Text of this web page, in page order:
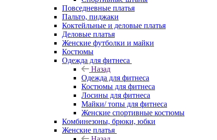
Повседневные платья
Пальто, пиджаки
Коктейльные и деловые платья
Деловые платья
Женские футболки и майки
Костюмы
Одежда для фитнеса
Назад
Одежда для фитнеса
Костюмы для фитнеса
Лосины для фитнеса
Майки/ топы для фитнеса
Женские спортивные костюмы
Комбинезоны, брюки, юбки
Женские платья